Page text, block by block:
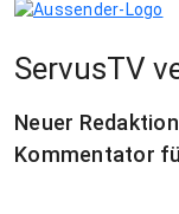
ServusTV
Neuer
Kommentator